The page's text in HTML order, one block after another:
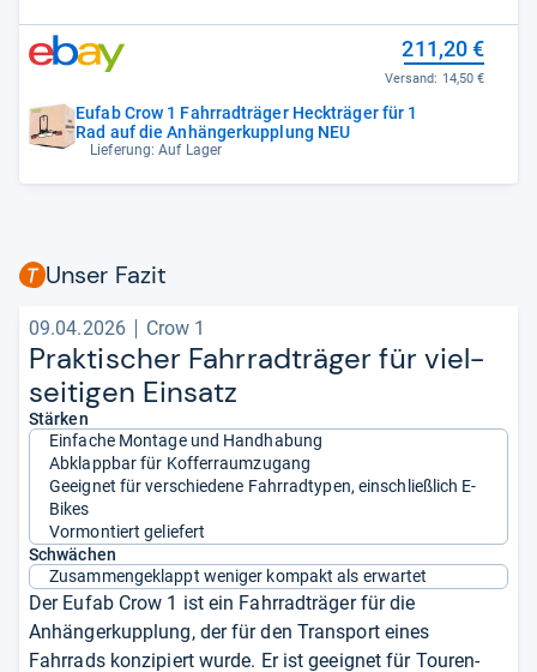
Eufab Crow 1 Fahrradträger Heckträger für 1
Rad auf die Anhängerkupplung NEU
Lieferung: Auf Lager
211,20 €
Versand: 14,50 €
Unser Fazit
09.04.2026 Crow 1
Prak­ti­scher Fahr­rad­t­rä­ger für viel­
sei­ti­gen Ein­satz
Stärken
Einfache Montage und Handhabung
Abklappbar für Kofferraumzugang
Geeignet für verschiedene Fahrradtypen, einschließlich E-
Bikes
Vormontiert geliefert
Schwächen
Zusammengeklappt weniger kompakt als erwartet
Der Eufab Crow 1 ist ein Fahrradträger für die
Anhängerkupplung, der für den Transport eines
Fahrrads konzipiert wurde. Er ist geeignet für Touren-